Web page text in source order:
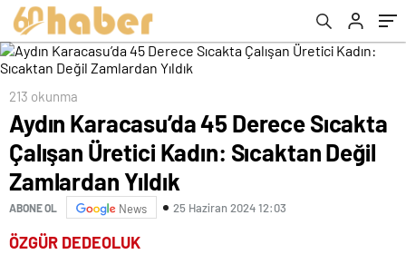
Yıldık
213 okunma
Aydın Karacasu’da 45 Derece Sıcakta
Çalışan Üretici Kadın: Sıcaktan Değil
Zamlardan Yıldık
ABONE OL News 25 Haziran 2024 12:03
ÖZGÜR DEDEOLUK